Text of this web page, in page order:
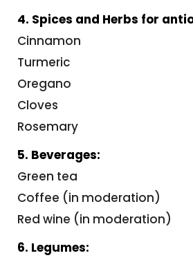
4. Spices and Herbs for
Cinnamon
Turmeric
Oregano
Cloves
Rosemary
5. Beverages:
Green tea
Coffee (in moderation)
Red wine (in moderation)
6. Legumes: